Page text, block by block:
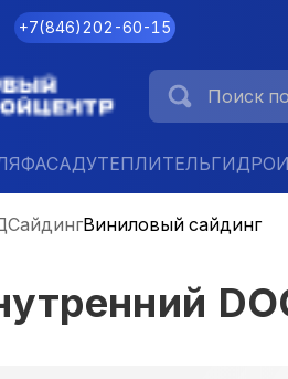
+7(846)202-60-15
ФАСАДУТЕПЛИТЕЛЬ
СайдингВиниловый сайдинг